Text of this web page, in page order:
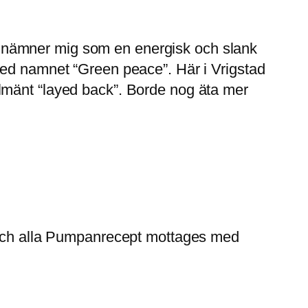
mig som en energisk och slank
namnet “Green peace”. Här i Vrigstad
“layed back”. Borde nog äta mer
alla Pumpanrecept mottages med